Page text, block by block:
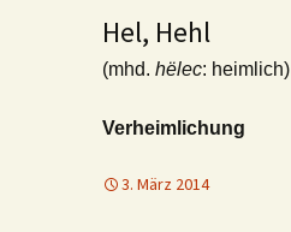
Hel, Hehl
(mhd. hëlec: heimlich)
Verheimlichung
3. März 2014